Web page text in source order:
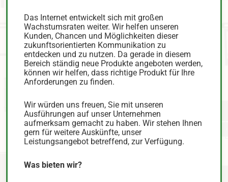
Das Internet entwickelt sich mit großen
Wachstumsraten weiter. Wir helfen unseren
Kunden, Chancen und Möglichkeiten dieser
zukunftsorientierten Kommunikation zu
entdecken und zu nutzen. Da gerade in diesem
Bereich ständig neue Produkte angeboten werden,
können wir helfen, dass richtige Produkt für Ihre
Anforderungen zu finden.
Wir würden uns freuen, Sie mit unseren
Ausführungen auf unser Unternehmen
aufmerksam gemacht zu haben. Wir stehen Ihnen
gern für weitere Auskünfte, unser
Leistungsangebot betreffend, zur Verfügung.
Was bieten wir?